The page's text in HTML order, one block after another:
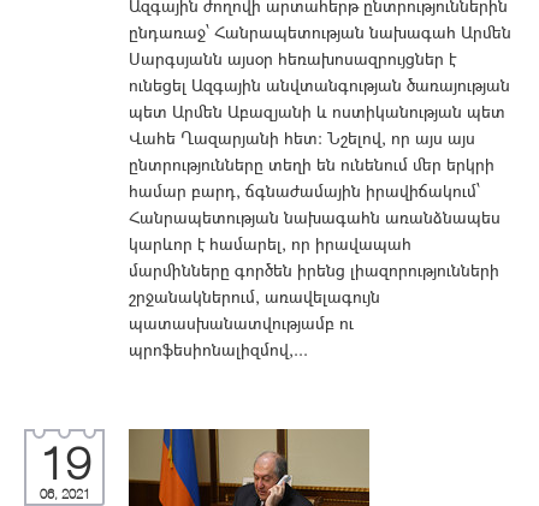
Ազգային ժողովի արտահերթ ընտրություններին
ընդառաջ՝ Հանրապետության նախագահ Արմեն
Սարգսյանն այսօր հեռախոսազրույցներ է
ունեցել Ազգային անվտանգության ծառայության
պետ Արմեն Աբազյանի և ոստիկանության պետ
Վահե Ղազարյանի հետ: Նշելով, որ այս այս
ընտրությունները տեղի են ունենում մեր երկրի
համար բարդ, ճգնաժամային իրավիճակում՝
Հանրապետության նախագահն առանձնապես
կարևոր է համարել, որ իրավապահ
մարմինները գործեն իրենց լիազորությունների
շրջանակներում, առավելագույն
պատասխանատվությամբ ու
պրոֆեսիոնալիզմով,...
19
06, 2021